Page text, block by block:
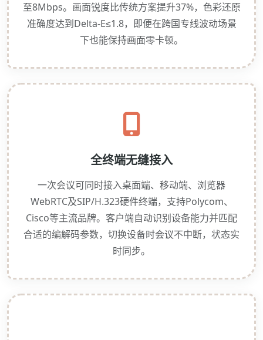
至8Mbps。画面锐度比传统方案提升37%，色彩还原
准确度达到Delta-E≤1.8，即便在跨国专线波动场景
下也能保持画面零卡顿。
全终端无缝接入
一次会议可同时接入桌面端、移动端、浏览器
WebRTC及SIP/H.323硬件终端，支持Polycom、
Cisco等主流品牌。客户端自动识别设备能力并匹配
合适的编解码参数，切换设备时会议不中断，状态实
时同步。